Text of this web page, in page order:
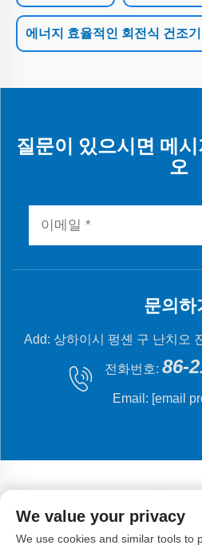
에너지 효율적인 회전식 건조기
질문이 있으시면 메시
오
문의하
Add: 상하이시 펑셴 구 난치오
전화번호: 86-
Email: [email
저작권 © 2024 상해 플라잉 피
We value your privacy
We use cookies and similar tools to